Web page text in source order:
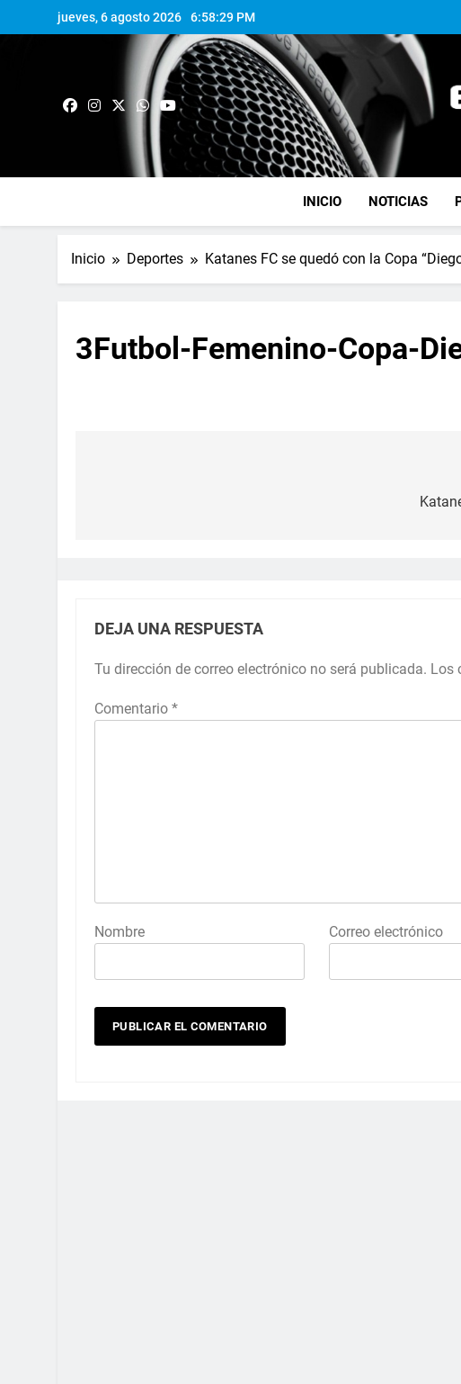
jueves, 6 agosto 2026 6:58:29 PM
INICIO NOTICIAS
Inicio Deportes Katanes FC se quedó con la Copa
3Futbol-Femenino-Copa-
DEJA UNA RESPUESTA
Tu dirección de correo electrónico no será publicada. Los
Comentario *
Nombre Correo electrónico